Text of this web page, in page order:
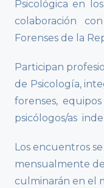
Psicológica en
colaboración
Forenses de la
Participan
de Psicología,
forenses,
psicólogos/as
Los encuentros
mensualmente
culminarán en el